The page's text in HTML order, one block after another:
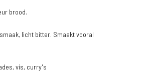
brood.
licht bitter. Smaakt vooral
vis, curry's